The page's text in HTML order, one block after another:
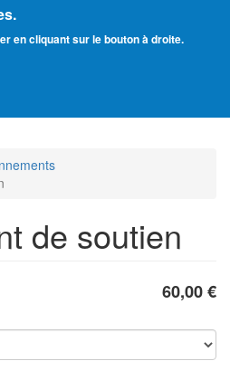
en cliquant sur le bouton à droite.
Chrétienne de France
de soutien
60,00 €